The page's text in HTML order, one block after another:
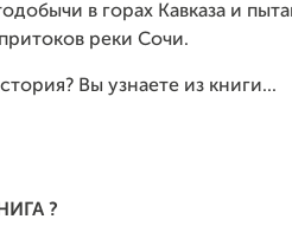
в горах Кавказа и
реки Сочи.
Вы узнаете из книги...
?